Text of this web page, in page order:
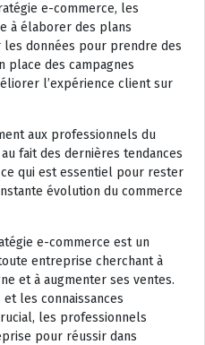
e-commerce, les
à élaborer des plans
les données pour prendre des
place des campagnes
l’expérience client sur
aux professionnels du
fait des dernières tendances
qui est essentiel pour rester
évolution du commerce
e-commerce est un
entreprise cherchant à
et à augmenter ses ventes.
les connaissances
les professionnels
pour réussir dans